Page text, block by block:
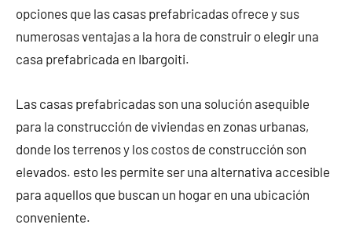
opciones que las casas prefabricadas ofrece y sus
numerosas ventajas a la hora de construir o elegir una
casa prefabricada en Ibargoiti.
Las casas prefabricadas son una solución asequible
para la construcción de viviendas en zonas urbanas,
donde los terrenos y los costos de construcción son
elevados. esto les permite ser una alternativa accesible
para aquellos que buscan un hogar en una ubicación
conveniente.